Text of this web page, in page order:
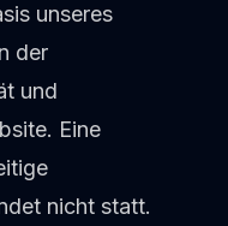
unseres
der
und
Eine
nicht statt.